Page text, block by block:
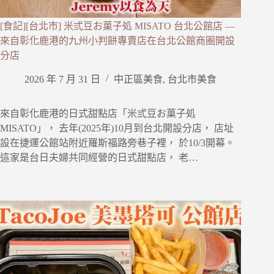
[食記][台北市] 米弎豆お菓子処 MISATO 台北公館店 —
來自彰化鹿港的九州小判餅專賣店在台北公館商圈開設
分店
2026 年 7 月 31 日 中正區美食, 台北市美食
來自彰化鹿港的日式甜點店「米弎豆お菓子処
MISATO」， 去年(2025年)10月到台北開設分店， 店址
設在捷運公館站附近羅斯福路旁巷子裡， 於10/3開幕。
這家是台日夫婦共同經營的日式甜點店， 老…